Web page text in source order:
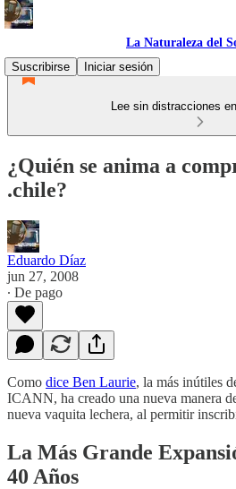
La Naturaleza del
Suscribirse
Iniciar sesión
Lee sin distracciones
¿Quién se anima a
.chile?
Eduardo Díaz
jun 27, 2008
∙ De pago
Como dice Ben Laurie, la más inútiles
ICANN, ha creado una nueva manera
nueva vaquita lechera, al permitir
La Más Grande
40 Años